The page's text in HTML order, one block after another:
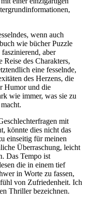
wenn auch
wie bücher Puzzle
aber
des Charakters,
eine fesselnde,
des Herzens, die
Humor und die
wie immer, was sie zu
mit
könnte dies nicht das
einseitig für meinen
Überraschung, leicht
Das Tempo ist
die in einem tief
in Worte zu fassen,
von Zufriedenheit. Ich
Thriller bezeichnen.